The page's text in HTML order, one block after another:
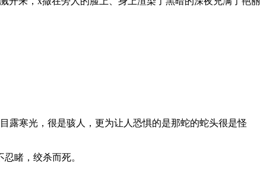
露寒光，很是骇人，更为让人恐惧的是那蛇的蛇头很是怪
睹，绞杀而死。